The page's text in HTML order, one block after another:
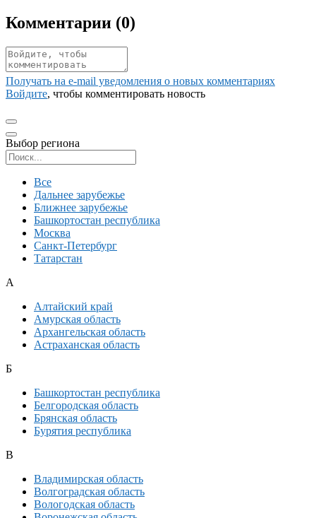
Комментарии (0)
Получать на e‑mail уведомления о новых комментариях
Войдите, чтобы комментировать новость
Выбор региона
Все
Дальнее зарубежье
Ближнее зарубежье
Башкортостан республика
Москва
Санкт-Петербург
Татарстан
А
Алтайский край
Амурская область
Архангельская область
Астраханская область
Б
Башкортостан республика
Белгородская область
Брянская область
Бурятия республика
В
Владимирская область
Волгоградская область
Вологодская область